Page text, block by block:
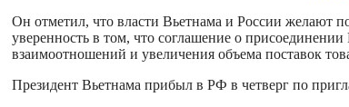
Он отметил, что власти Вьетнама и России желают
уверенность в том, что соглашение о
взаимоотношений и увеличения объема поставок
Президент Вьетнама прибыл в РФ в четверг по